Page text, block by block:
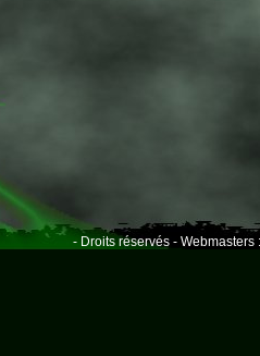
- Droits réservés - Webmasters